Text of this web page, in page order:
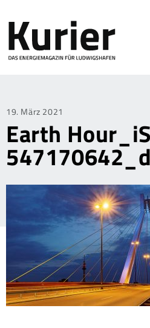
Posted
on
19. März 2021
Earth